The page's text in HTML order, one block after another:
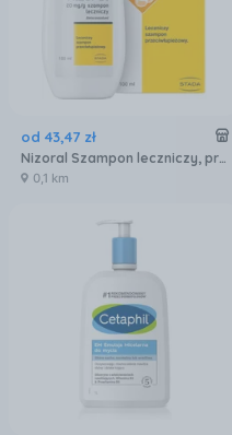
od 43,47 zł
Nizoral Szampon leczniczy, przeciwłupieżowy i przeciwgrzybiczny 100 ml
0,1 km